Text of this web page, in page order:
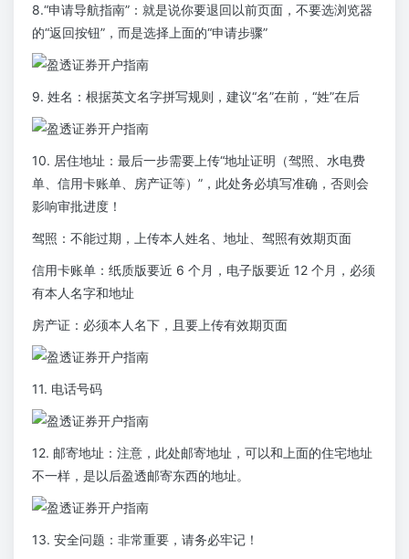
8.“申请导航指南”：就是说你要退回以前页面，不要选浏览器
的“返回按钮”，而是选择上面的“申请步骤”
9. 姓名：根据英文名字拼写规则，建议“名”在前，“姓”在后
10. 居住地址：最后一步需要上传“地址证明（驾照、水电费
单、信用卡账单、房产证等）”，此处务必填写准确，否则会
影响审批进度！
驾照：不能过期，上传本人姓名、地址、驾照有效期页面
信用卡账单：纸质版要近 6 个月，电子版要近 12 个月，必须
有本人名字和地址
房产证：必须本人名下，且要上传有效期页面
11. 电话号码
12. 邮寄地址：注意，此处邮寄地址，可以和上面的住宅地址
不一样，是以后盈透邮寄东西的地址。
13. 安全问题：非常重要，请务必牢记！